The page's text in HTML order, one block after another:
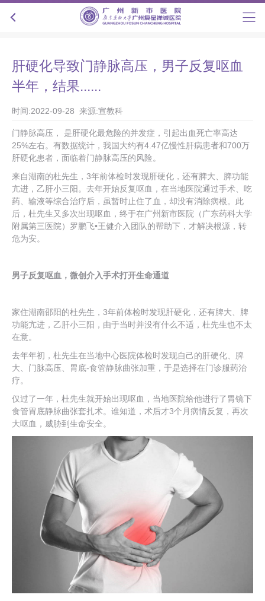
肝硬化导致门静脉高压，男子反复呕血
半年，结果......
时间:2022-09-28 来源:宣教科
门静脉高压， 是肝硬化最危险的并发症，引起出血死亡率高达
25%左右。有数据统计，我国大约有4.47亿慢性肝病患者和700万
肝硬化患者，面临着门静脉高压的风险。
来自湖南的杜先生，3年前体检时发现肝硬化，还有脾大、脾功能
亢进，乙肝小三阳。去年开始反复呕血，在当地医院通过手术、吃
药、输液等综合治疗后，虽暂时止住了血，却没有消除病根。此
后，杜先生又多次出现呕血，终于在广州新市医院（广东药科大学
附属第三医院）罗鹏飞•王健介入团队的帮助下，才解决根源，转
危为安。
男子反复呕血，微创介入手术打开生命通道
家住湖南邵阳的杜先生，3年前体检时发现肝硬化，还有脾大、脾
功能亢进，乙肝小三阳，由于当时并没有什么不适，杜先生也不太
在意。
去年年初，杜先生在当地中心医院体检时发现自己的肝硬化、脾
大、门脉高压、胃底-食管静脉曲张加重，于是选择在门诊服药治
疗。
仅过了一年，杜先生就开始出现呕血，当地医院给他进行了胃镜下
食管胃底静脉曲张套扎术。谁知道，术后才3个月病情反复，再次
大呕血，威胁到生命安全。